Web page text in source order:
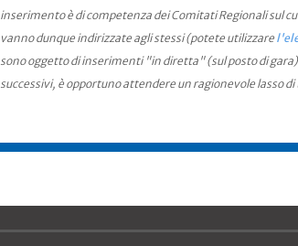
inserimento è di competenza dei Comitati Regionali sul
vanno dunque indirizzate agli stessi (potete utilizzare
sono oggetto di inserimenti "in diretta" (sul posto di
successivi, è opportuno attendere un ragionevole lasso